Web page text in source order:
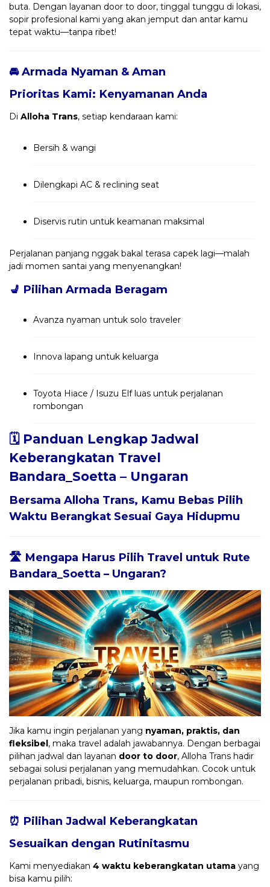
buta. Dengan layanan door to door, tinggal tunggu di lokasi,
sopir profesional kami yang akan jemput dan antar kamu
tepat waktu—tanpa ribet!
🚘 Armada Nyaman & Aman
Prioritas Kami: Kenyamanan Anda
Di Alloha Trans, setiap kendaraan kami:
Bersih & wangi
Dilengkapi AC & reclining seat
Diservis rutin untuk keamanan maksimal
Perjalanan panjang nggak bakal terasa capek lagi—malah
jadi momen santai yang menyenangkan!
💺 Pilihan Armada Beragam
Avanza nyaman untuk solo traveler
Innova lapang untuk keluarga
Toyota Hiace / Isuzu Elf luas untuk perjalanan
rombongan
🗓️ Panduan Lengkap Jadwal
Keberangkatan Travel
Bandara_Soetta – Ungaran
Bersama Alloha Trans, Kamu Bebas Pilih
Waktu Berangkat Sesuai Gaya Hidupmu
🛣️ Mengapa Harus Pilih Travel untuk Rute
Bandara_Soetta – Ungaran?
Jika kamu ingin perjalanan yang nyaman, praktis, dan
fleksibel, maka travel adalah jawabannya. Dengan berbagai
pilihan jadwal dan layanan door to door, Alloha Trans hadir
sebagai solusi perjalanan yang memudahkan. Cocok untuk
perjalanan pribadi, bisnis, keluarga, maupun rombongan.
⏰ Pilihan Jadwal Keberangkatan
Sesuaikan dengan Rutinitasmu
Kami menyediakan 4 waktu keberangkatan utama yang
bisa kamu pilih: